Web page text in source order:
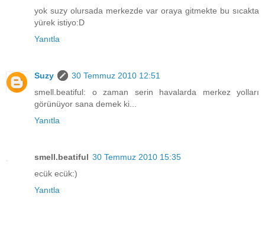
yok suzy olursada merkezde var oraya gitmekte bu sıcakta
yürek istiyo:D
Yanıtla
Suzy
30 Temmuz 2010 12:51
smell.beatiful: o zaman serin havalarda merkez yolları
görünüyor sana demek ki...
Yanıtla
smell.beatiful 30 Temmuz 2010 15:35
ecük ecük:)
Yanıtla